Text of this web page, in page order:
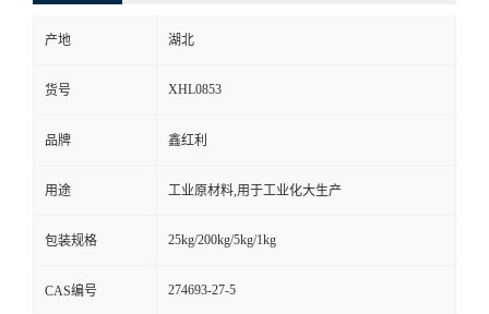
产地 湖北
货号 XHL0853
品牌 鑫红利
用途 工业原材料,用于工业化大生产
包装规格 25kg/200kg/5kg/1kg
CAS编号 274693-27-5